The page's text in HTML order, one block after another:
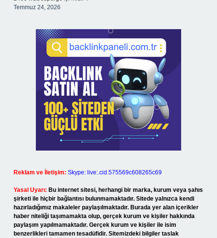
Temmuz 24, 2026
Reklam ve İletişim: Skype: live:.cid.575569c608265c69
Yasal Uyarı: Bu internet sitesi, herhangi bir marka, kurum veya şahıs
şirketi ile hiçbir bağlantısı bulunmamaktadır. Sitede yalnızca kendi
hazırladığımız makaleler paylaşılmaktadır. Burada yer alan içerikler
haber niteliği taşımamakta olup, gerçek kurum ve kişiler hakkında
paylaşım yapılmamaktadır. Gerçek kurum ve kişiler ile isim
benzerlikleri tamamen tesadüfidir. Sitemizdeki bilgiler taslak